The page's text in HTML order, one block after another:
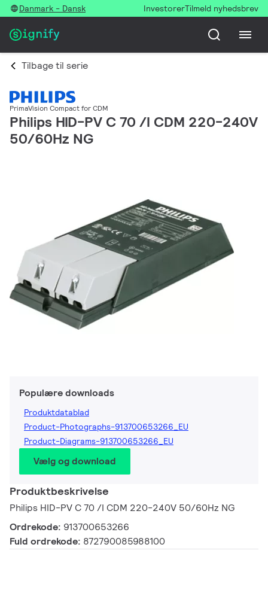
Danmark - Dansk InvestorerTilmeld nyhedsbrev
Tilbage til serie
PrimaVision Compact for CDM
Philips HID-PV C 70 /I CDM 220-240V
50/60Hz NG
Populære downloads
Produktdatablad
Product-Photographs-913700653266_EU
Product-Diagrams-913700653266_EU
Vælg og download
Produktbeskrivelse
Philips HID-PV C 70 /I CDM 220-240V 50/60Hz NG
Ordrekode: 913700653266
Fuld ordrekode: 872790085988100